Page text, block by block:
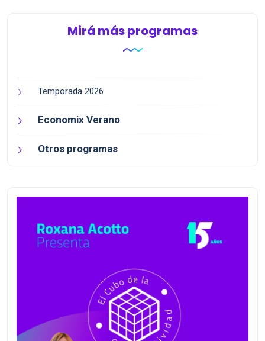
Mirá más programas
Temporada 2026
Economix Verano
Otros programas